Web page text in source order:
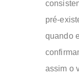
pré-
quando
assim o